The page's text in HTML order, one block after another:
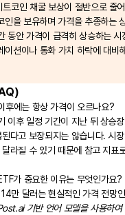
코인 채굴 보상이 절반으로 줄
인을 보유하며 가격을 추종하는
동안 가격이 급격히 상승하는 시
이션이나 통화 가치 하락에 대비
후에는 항상 가격이 오르나요?
이후 일정 기간이 지난 뒤 상승
다고 보장되지는 않습니다. 시
라질 수 있기 때문에 참고 지표
가 중요한 이유는 무엇인가요?
만 달러는 현실적인 가격 전망
기반 언어 모델을 사용하여